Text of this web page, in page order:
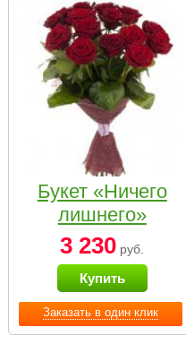
Заказать в один клик
Букет «Ничего
лишнего»
3 230 руб.
Купить